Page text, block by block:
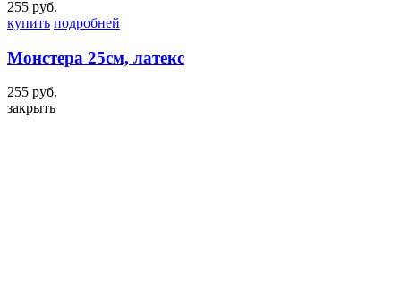
255 руб.
купить подробней
Монстера 25см, латекс
255 руб.
закрыть